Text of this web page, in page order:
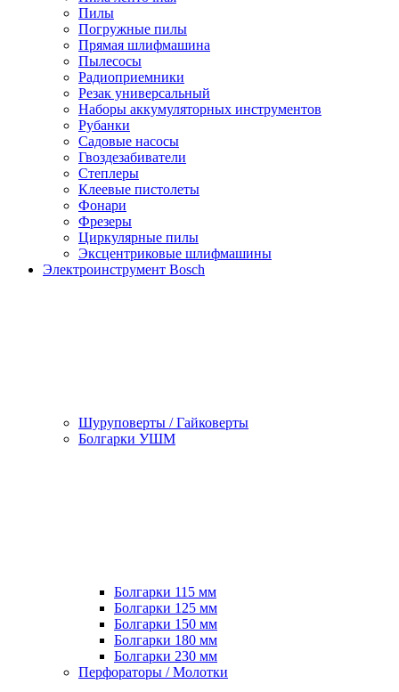
Пилы
Погружные пилы
Прямая шлифмашина
Пылесосы
Радиоприемники
Резак универсальный
Наборы аккумуляторных инструментов
Рубанки
Садовые насосы
Гвоздезабиватели
Степлеры
Клеевые пистолеты
Фонари
Фрезеры
Циркулярные пилы
Эксцентриковые шлифмашины
Электроинструмент Bosch
Шуруповерты / Гайковерты
Болгарки УШМ
Болгарки 115 мм
Болгарки 125 мм
Болгарки 150 мм
Болгарки 180 мм
Болгарки 230 мм
Перфораторы / Молотки